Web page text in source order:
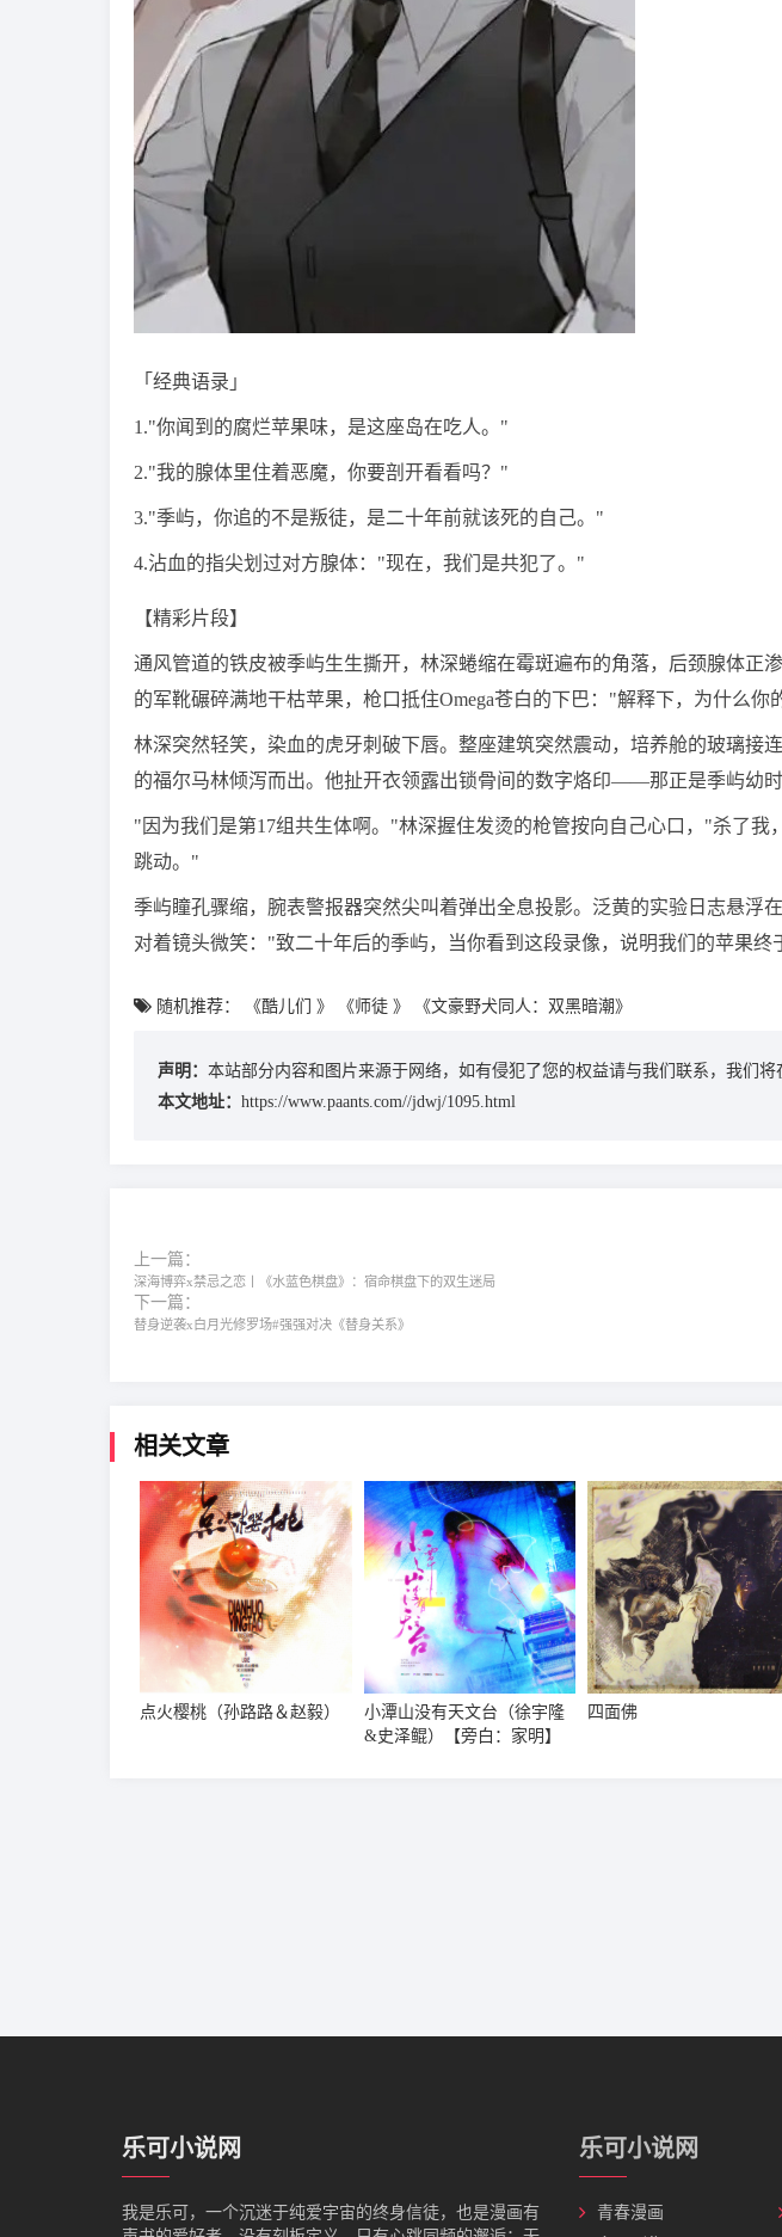
「经典语录」
1."你闻到的腐烂苹果味，是这座岛在吃人。"
2."我的腺体里住着恶魔，你要剖开看看吗？"
3."季屿，你追的不是叛徒，是二十年前就该死的自己。"
4.沾血的指尖划过对方腺体："现在，我们是共犯了。"
【精彩片段】
通风管道的铁皮被季屿生生撕开，林深蜷缩在霉斑遍布的角落，后颈腺体正
的军靴碾碎满地干枯苹果，枪口抵住Omega苍白的下巴："解释下，为什么你
林深突然轻笑，染血的虎牙刺破下唇。整座建筑突然震动，培养舱的玻璃接
的福尔马林倾泻而出。他扯开衣领露出锁骨间的数字烙印——那正是季屿幼时
"因为我们是第17组共生体啊。"林深握住发烫的枪管按向自己心口，"杀了我
跳动。"
季屿瞳孔骤缩，腕表警报器突然尖叫着弹出全息投影。泛黄的实验日志悬浮
对着镜头微笑："致二十年后的季屿，当你看到这段录像，说明我们的苹果终
随机推荐： 《酷儿们 》 《师徒 》 《文豪野犬同人：双黑暗潮》
声明： 本站部分内容和图片来源于网络，如有侵犯了您的权益请与我们联系，我们将
本文地址： https://www.paants.com//jdwj/1095.html
上一篇：
深海博弈x禁忌之恋丨《水蓝色棋盘》：宿命棋盘下的双生迷局
下一篇：
替身逆袭x白月光修罗场#强强对决《替身关系》
相关文章
点火樱桃（孙路路＆赵毅）
小潭山没有天文台（徐宇隆
&史泽鲲）【旁白：家明】
四面佛
乐可小说网
我是‌乐可，一个沉迷于纯爱宇宙的终身信徒，也是漫画有
乐可小说网
青春漫画